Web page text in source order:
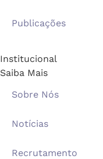
Publicações
Institucional
Saiba Mais
Sobre Nós
Notícias
Recrutamento